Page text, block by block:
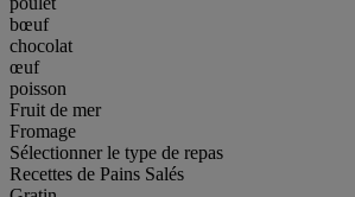
bœuf
chocolat
œuf
poisson
Fruit de mer
Fromage
Sélectionner le type de repas
Recettes de Pains Salés